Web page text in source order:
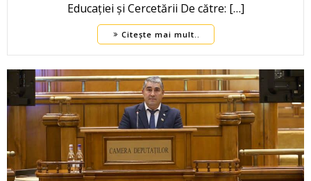
Educației și Cercetării De către: […]
Citește mai mult..